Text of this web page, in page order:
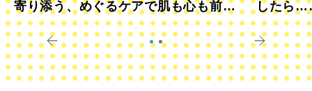
寄り添う、めぐるケアで肌も心も前向
きに
したら
すか？